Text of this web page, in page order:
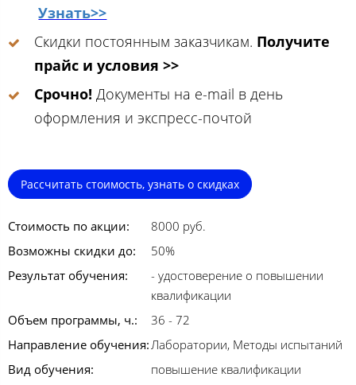
Узнать>>
Скидки постоянным заказчикам. Получите
прайс и условия >>
Срочно! Документы на e-mail в день
оформления и экспресс-почтой
Рассчитать стоимость, узнать о скидках
Стоимость по акции:
8000 руб.
Возможны скидки до:
50%
Результат обучения:
- удостоверение о повышении
квалификации
Объем программы, ч.:
36 - 72
Направление обучения:Лаборатории, Методы испытаний
Вид обучения:
повышение квалификации